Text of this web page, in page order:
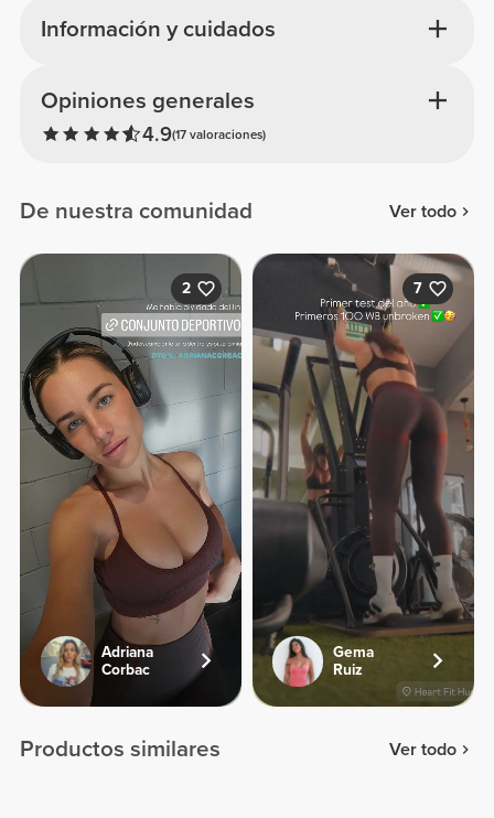
Información y cuidados
Opiniones generales
4.9(17 valoraciones)
De nuestra comunidad Ver todo
2
Adriana
Corbac
7
Gema
Ruiz
Productos similares Ver todo